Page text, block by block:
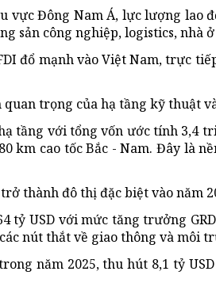
vực Đông Nam Á, lực lượng lao
sản công nghiệp, logistics, nhà
đổ mạnh vào Việt Nam, trực
trọng của hạ tầng kỹ thuật
tầng với tổng vốn ước tính 3,4
km cao tốc Bắc - Nam. Đây là
thành đô thị đặc biệt vào năm
USD với mức tăng trưởng
nút thắt về giao thông và môi
năm 2025, thu hút 8,1 tỷ